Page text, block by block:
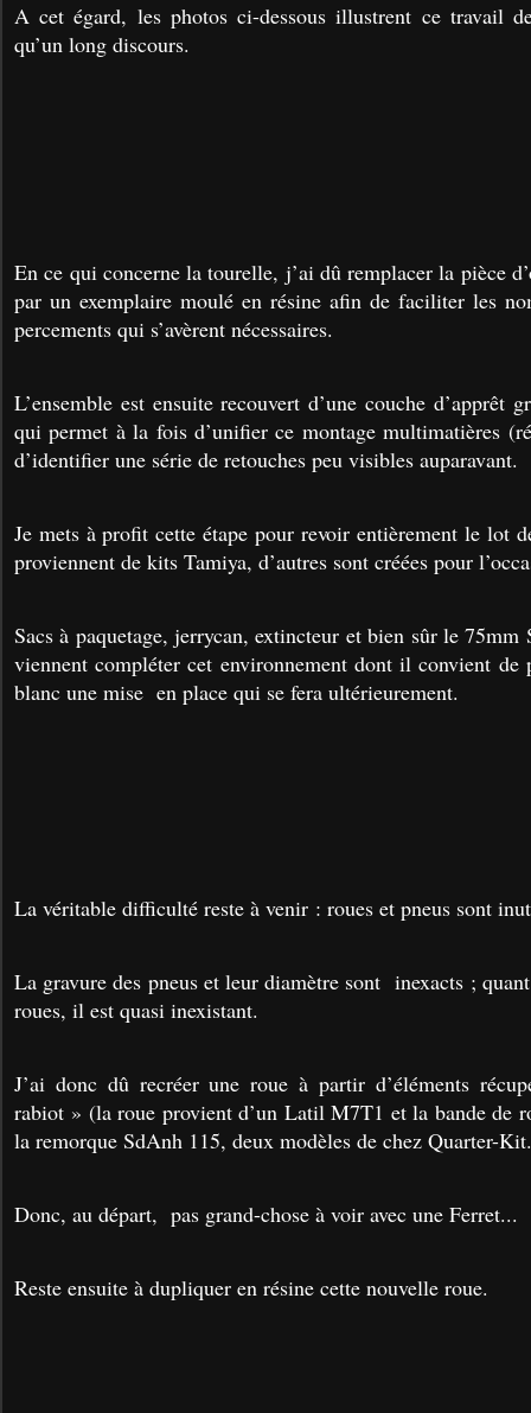
A cet égard, les photos ci-dessous illustrent ce travail
qu’un long discours.
En ce qui concerne la tourelle, j’ai dû remplacer la pièce
par un exemplaire moulé en résine afin de faciliter les
percements qui s’avèrent nécessaires.
L’ensemble est ensuite recouvert d’une couche d’apprêt
qui permet à la fois d’unifier ce montage multimatières
d’identifier une série de retouches peu visibles auparavant.
Je mets à profit cette étape pour revoir entièrement le lot
proviennent de kits Tamiya, d’autres sont créées pour
Sacs à paquetage, jerrycan, extincteur et bien sûr le
viennent compléter cet environnement dont il convient de
blanc une mise en place qui se fera ultérieurement.
La véritable difficulté reste à venir : roues et pneus sont
La gravure des pneus et leur diamètre sont inexacts ;
roues, il est quasi inexistant.
J’ai donc dû recréer une roue à partir d’éléments
rabiot » (la roue provient d’un Latil M7T1 et la bande de
la remorque SdAnh 115, deux modèles de chez Quarter-Kit.
Donc, au départ, pas grand-chose à voir avec une Ferret...
Reste ensuite à dupliquer en résine cette nouvelle roue.